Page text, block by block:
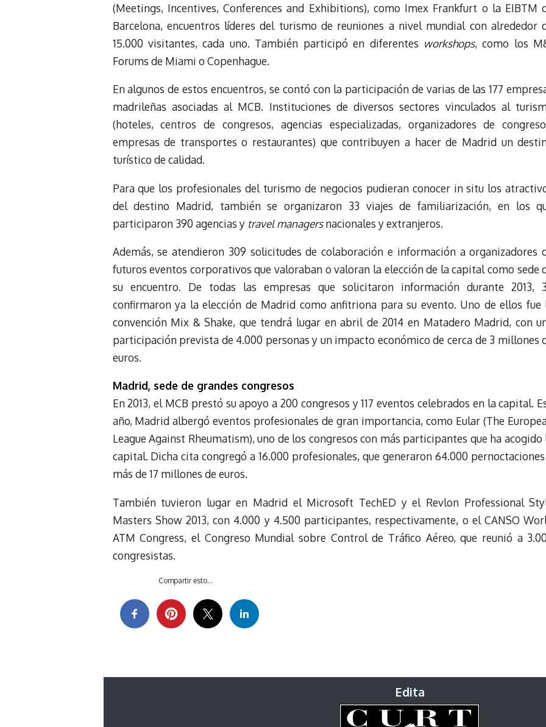
(Meetings, Incentives, Conferences and Exhibitions), como Imex Frankfurt o la EIBTM
Barcelona, encuentros líderes del turismo de reuniones a nivel mundial con alrededor
15.000 visitantes, cada uno. También participó en diferentes workshops, como los
Forums de Miami o Copenhague.
En algunos de estos encuentros, se contó con la participación de varias de las 177
madrileñas asociadas al MCB. Instituciones de diversos sectores vinculados al
(hoteles, centros de congresos, agencias especializadas, organizadores de
empresas de transportes o restaurantes) que contribuyen a hacer de Madrid un
turístico de calidad.
Para que los profesionales del turismo de negocios pudieran conocer in situ los
del destino Madrid, también se organizaron 33 viajes de familiarización, en los
participaron 390 agencias y travel managersnacionales y extranjeros.
Además, se atendieron 309 solicitudes de colaboración e información a organizadores
futuros eventos corporativos que valoraban o valoran la elección de la capital como sede
su encuentro. De todas las empresas que solicitaron información durante 2013,
confirmaron ya la elección de Madrid como anfitriona para su evento. Uno de ellos fue
convención Mix & Shake, que tendrá lugar en abril de 2014 en Matadero Madrid, con
participación prevista de 4.000 personas y un impacto económico de cerca de 3 millones
euros.
Madrid, sede de grandes congresos
En 2013, el MCB prestó su apoyo a 200 congresos y 117 eventos celebrados en la capital.
año, Madrid albergó eventos profesionales de gran importancia, como Eular (The
League Against Rheumatism), uno de los congresos con más participantes que ha acogido
capital. Dicha cita congregó a 16.000 profesionales, que generaron 64.000
más de 17 millones de euros.
También tuvieron lugar en Madrid el Microsoft TechED y el Revlon Professional
Masters Show 2013, con 4.000 y 4.500 participantes, respectivamente, o el CANSO
ATM Congress, el Congreso Mundial sobre Control de Tráfico Aéreo, que reunió a
congresistas.
Compartir esto...
Edita